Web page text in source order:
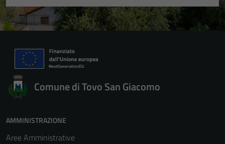
Comune di Tovo San Giacomo
AMMINISTRAZIONE
Aree Amministrative